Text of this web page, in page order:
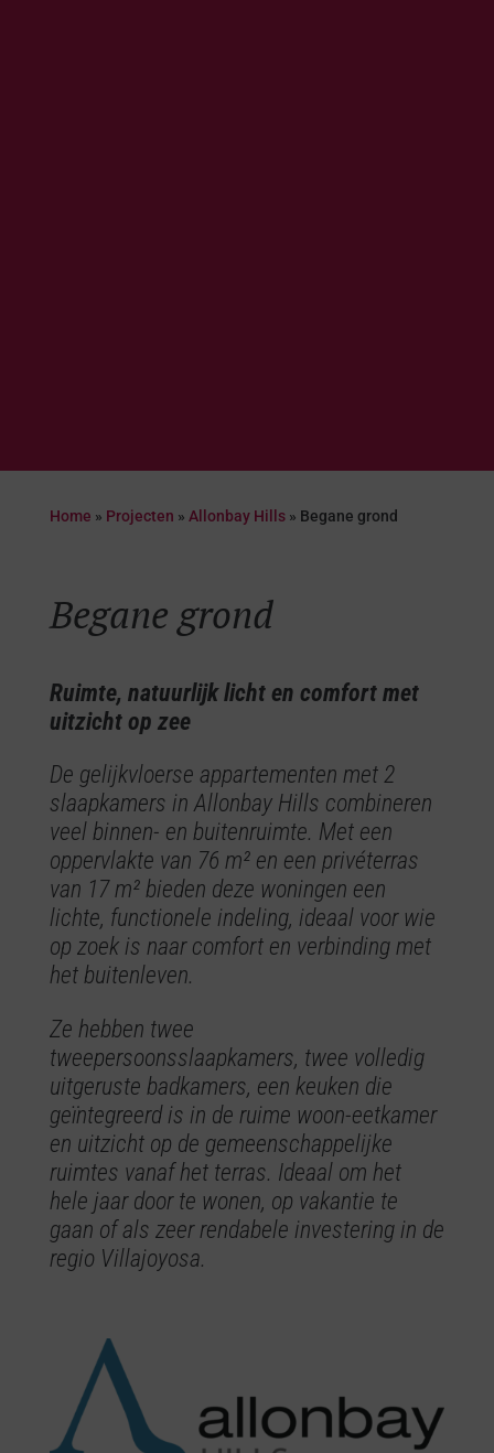
Home » Projecten » Allonbay Hills» Begane grond
Begane grond
Ruimte, natuurlijk licht en comfort met
uitzicht op zee
De gelijkvloerse appartementen met 2
slaapkamers in Allonbay Hills combineren
veel binnen- en buitenruimte. Met een
oppervlakte van 76 m² en een privéterras
van 17 m² bieden deze woningen een
lichte, functionele indeling, ideaal voor wie
op zoek is naar comfort en verbinding met
het buitenleven.
Ze hebben twee
tweepersoonsslaapkamers, twee volledig
uitgeruste badkamers, een keuken die
geïntegreerd is in de ruime woon-eetkamer
en uitzicht op de gemeenschappelijke
ruimtes vanaf het terras. Ideaal om het
hele jaar door te wonen, op vakantie te
gaan of als zeer rendabele investering in de
regio Villajoyosa.